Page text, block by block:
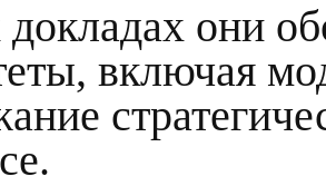
они
включая